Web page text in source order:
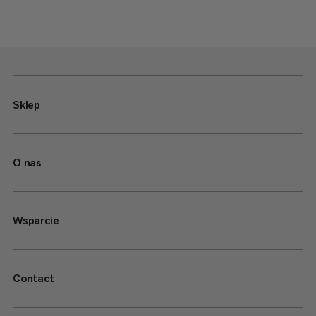
Sklep
O nas
Wsparcie
Contact